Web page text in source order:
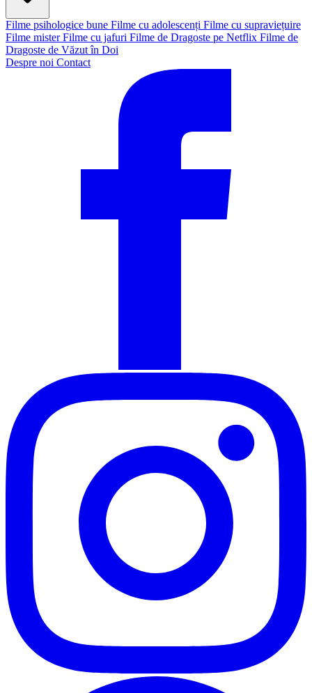
Filme psihologice bune Filme cu adolescenți Filme cu supraviețuire
Filme mister Filme cu jafuri Filme de Dragoste pe Netflix Filme de
Dragoste de Văzut în Doi
Despre noi Contact